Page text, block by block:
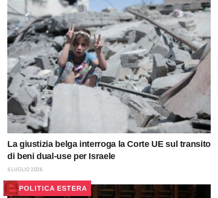
La giustizia belga interroga la Corte UE sul transito
di beni dual-use per Israele
6 LUGLIO 2026
POLITICA ESTERA